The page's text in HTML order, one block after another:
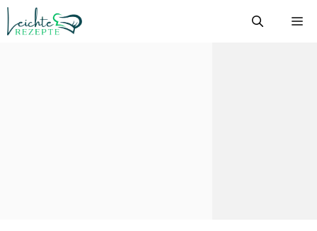
Zum
Inhalt